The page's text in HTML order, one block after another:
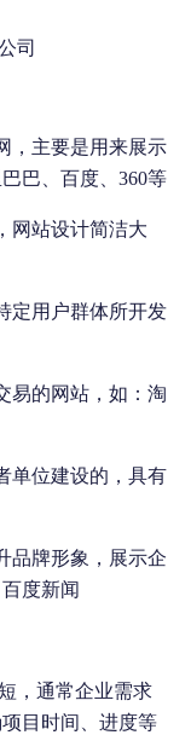
，主要是用来展示
巴、百度、 360等
网站设计简洁大
定用户群体所开发
易的网站，如：淘
单位建设的，具有
品牌形象，展示企
度新闻
，通常企业需求
目时间、进度等